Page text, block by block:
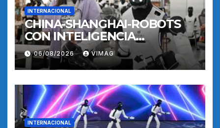
INTERNACIONAL
CHINA-SHANGHAI-ROBOTS
CON INTELIGENCIA
INCORPORADA-
ENTRENAMIENTO
06/08/2026 VIMAG
INTERNACIONAL